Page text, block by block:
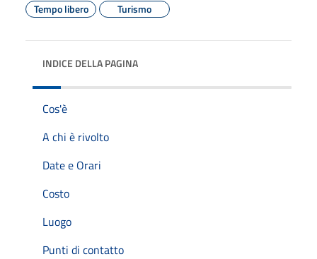
Tempo libero
Turismo
INDICE DELLA PAGINA
Cos'è
A chi è rivolto
Date e Orari
Costo
Luogo
Punti di contatto